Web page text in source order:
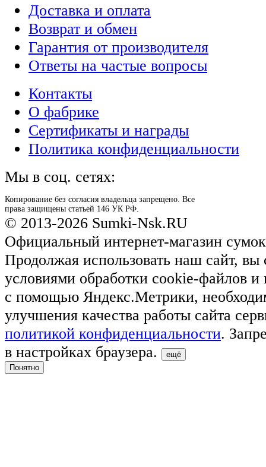
Доставка и оплата
Возврат и обмен
Гарантия от производителя
Ответы на частые вопросы
Контакты
О фабрике
Сертификаты и награды
Политика конфиденциальности
Мы в соц. сетях:
Копирование без согласия владельца запрещено. Все
права защищены статьей 146 УК РФ.
© 2013-2026 Sumki-Nsk.RU
Официальный интернет-магазин
Продолжая использовать наш сайт, вы
условиями обработки cookie-файлов и
с помощью Яндекс.Метрики,
улучшения качества работы сайта
политикой конфиденциальности.
в настройках браузера.
ещё
Понятно